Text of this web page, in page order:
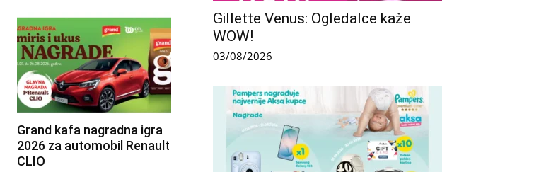
Grand kafa nagradna igra
2026 za automobil Renault
CLIO
Gillette Venus: Ogledalce kaže
WOW!
03/08/2026